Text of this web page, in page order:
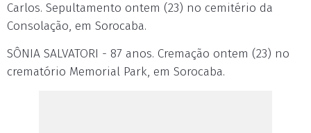
Carlos. Sepultamento ontem (23) no cemitério da
Consolação, em Sorocaba.
SÔNIA SALVATORI - 87 anos. Cremação ontem (23) no
crematório Memorial Park, em Sorocaba.